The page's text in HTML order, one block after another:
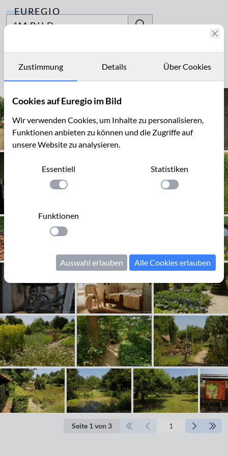
EUREGIO
IM BILD
Archiv
Kontakt
Archiv
Seite 1 von 3
Zustimmung Details Über Cookies
Cookies auf Euregio im Bild
Wir verwenden Cookies, um Inhalte zu personalisieren,
Funktionen anbieten zu können und die Zugriffe auf
unsere Website zu analysieren.
Essentiell
Einstellung anwenden
Statistiken
Einstellung
Funktionen
Einstellung anwenden
Auswahl erlauben Alle Cookies erlauben